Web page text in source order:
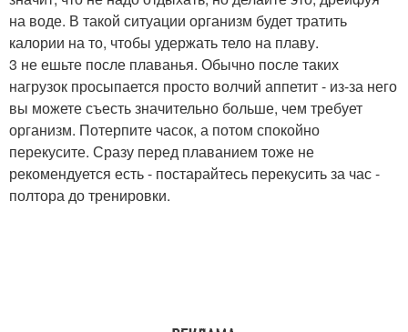
на воде. В такой ситуации организм будет тратить
калории на то, чтобы удержать тело на плаву.
3 не ешьте после плаванья. Обычно после таких
нагрузок просыпается просто волчий аппетит - из-за него
вы можете съесть значительно больше, чем требует
организм. Потерпите часок, а потом спокойно
перекусите. Сразу перед плаванием тоже не
рекомендуется есть - постарайтесь перекусить за час -
полтора до тренировки.